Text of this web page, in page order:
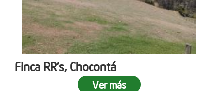
Finca RR's, Chocontá
Ver más